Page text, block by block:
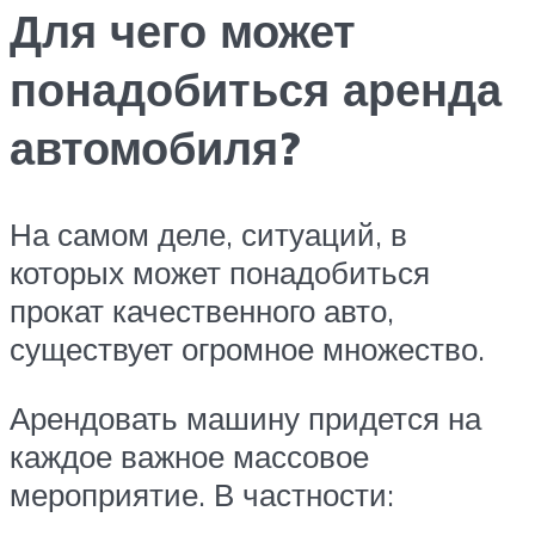
Для чего может
понадобиться аренда
автомобиля?
На самом деле, ситуаций, в
которых может понадобиться
прокат качественного авто,
существует огромное множество.
Арендовать машину придется на
каждое важное массовое
мероприятие. В частности: